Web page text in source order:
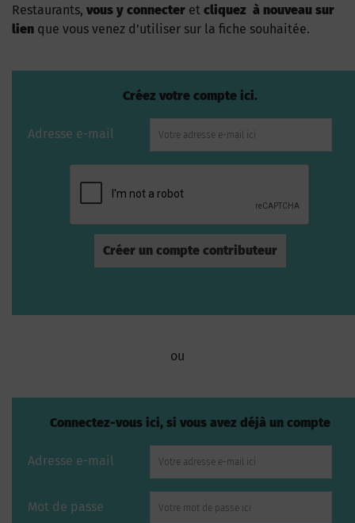
Restaurants, vous y connecter et cliquez à nouveau sur
lien que vous venez d’utiliser sur la fiche souhaitée.
Créez votre compte ici.
Adresse e-mail
ou
Connectez-vous ici, si vous avez déjà un compte
Adresse e-mail
Mot de passe